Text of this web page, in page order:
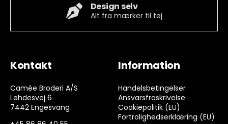
Design selv
Alt fra mærker til tøj
Kontakt
Camée Broderi A/S
Løhdesvej 6
7442 Engesvang
Information
Handelsbetingelser
Ansvarsfraskrivelse
Cookiepolitik (EU)
Fortrolighedserklæring (EU)